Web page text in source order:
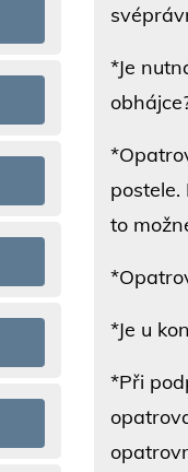
*Je
to
*Je u
*Při